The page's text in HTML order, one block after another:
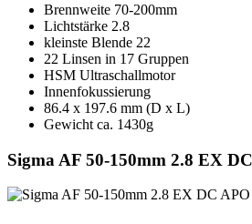
Brennweite 70-200mm
Lichtstärke 2.8
kleinste Blende 22
22 Linsen in 17 Gruppen
HSM Ultraschallmotor
Innenfokussierung
86.4 x 197.6 mm (D x L)
Gewicht ca. 1430g
Sigma AF 50-150mm 2.8 EX